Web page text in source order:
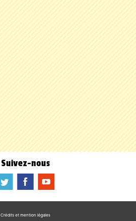
Suivez-nous
a b f
Crédits et mention légales